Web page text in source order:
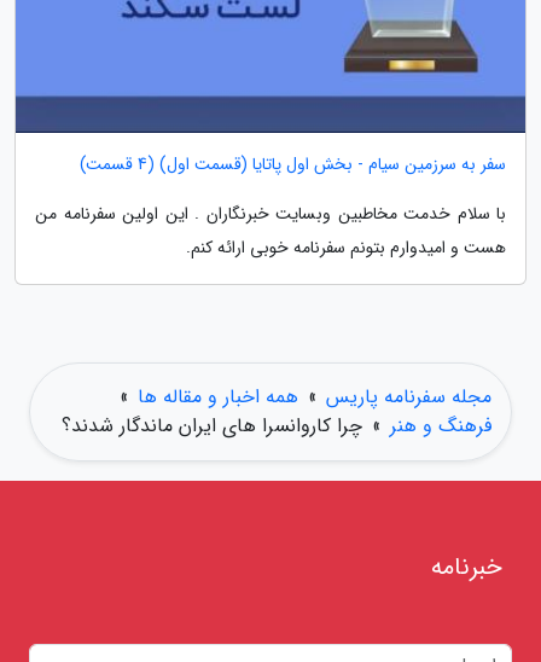
سفر به سرزمین سیام - بخش اول پاتایا (قسمت اول) (4 قسمت)
با سلام خدمت مخاطبین وبسایت خبرنگاران . این اولین سفرنامه من
هست و امیدوارم بتونم سفرنامه خوبی ارائه کنم.
مجله سفرنامه پاریس » همه اخبار و مقاله ها »
فرهنگ و هنر » چرا کاروانسرا های ایران ماندگار شدند؟
خبرنامه